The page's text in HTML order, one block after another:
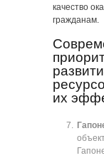
качество
гражданам.
их